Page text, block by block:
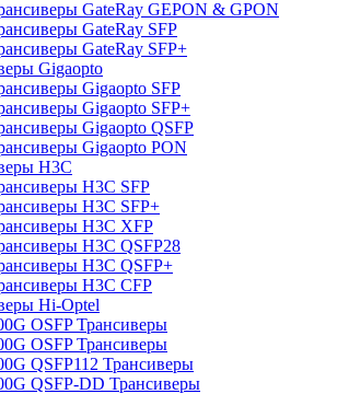
GateRay GEPON & GPON
GateRay SFP
GateRay SFP+
Gigaopto
Gigaopto SFP
Gigaopto SFP+
Gigaopto QSFP
Gigaopto PON
H3C
H3C SFP
H3C SFP+
H3C XFP
H3C QSFP28
H3C QSFP+
H3C CFP
Hi-Optel
OSFP Трансиверы
OSFP Трансиверы
QSFP112 Трансиверы
QSFP-DD Трансиверы